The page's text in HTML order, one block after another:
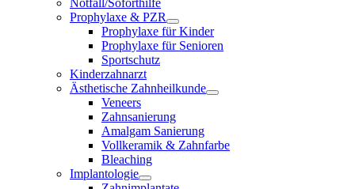
Notfall/Soforthilfe
Prophylaxe & PZR
Prophylaxe für Kinder
Prophylaxe für Senioren
Sportschutz
Kinderzahnarzt
Ästhetische Zahnheilkunde
Veneers
Zahnsanierung
Amalgam Sanierung
Vollkeramik & Zahnfarbe
Bleaching
Implantologie